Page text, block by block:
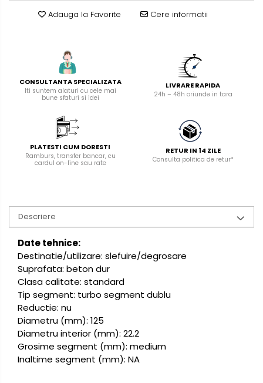
manuale
Masini de tencuit, gletuit,
Masini de tencuit si gletuit
Pompe de zugravit, gletuit, vopsit
Accesorii utilaje constructii
Adauga la Favorite Cere informatii
CONSULTANTA SPECIALIZATA
Iti suntem alaturi cu cele mai
bune sfaturi si idei
LIVRARE RAPIDA
24h – 48h oriunde in tara
PLATESTI CUM DORESTI
Ramburs, transfer bancar, cu
cardul on-line sau rate
RETUR IN 14 ZILE
Consulta politica de retur*
Descriere
Date tehnice:
Destinatie/utilizare: slefuire/degrosare
Suprafata: beton dur
Clasa calitate: standard
Tip segment: turbo segment dublu
Reductie: nu
Diametru (mm): 125
Diametru interior (mm): 22.2
Grosime segment (mm): medium
Inaltime segment (mm): NA